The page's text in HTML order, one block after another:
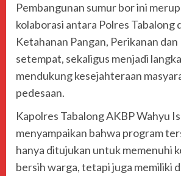
Pembangunan sumur bor ini
kolaborasi antara Polres Tabalong
Ketahanan Pangan, Perikanan
setempat, sekaligus menjadi
mendukung kesejahteraan
pedesaan.
Kapolres TabalongAKBP Wahyu
menyampaikan bahwa program
hanya ditujukan untuk memenuhi
bersih warga, tetapi juga memiliki